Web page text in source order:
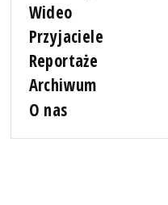
Wideo
Przyjaciele
Reportaże
Archiwum
O nas